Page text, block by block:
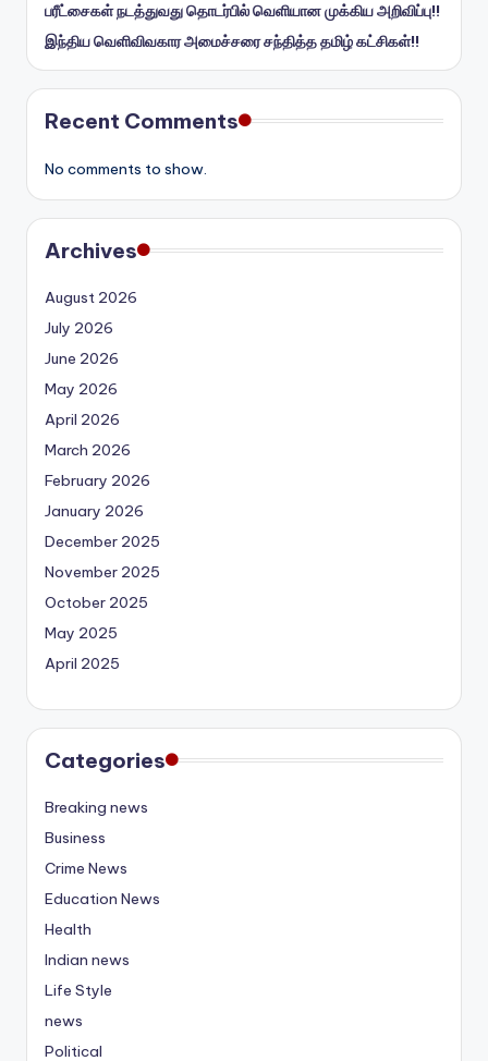
பரீட்சைகள் நடத்துவது தொடர்பில் வெளியான முக்கிய அறிவிப்பு!!
இந்திய வெளிவிவகார அமைச்சரை சந்தித்த தமிழ் கட்சிகள்!!
Recent Comments
No comments to show.
Archives
August 2026
July 2026
June 2026
May 2026
April 2026
March 2026
February 2026
January 2026
December 2025
November 2025
October 2025
May 2025
April 2025
Categories
Breaking news
Business
Crime News
Education News
Health
Indian news
Life Style
news
Political